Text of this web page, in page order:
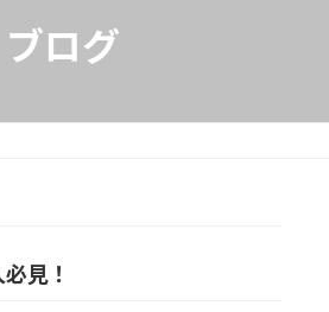
ブログ
見！